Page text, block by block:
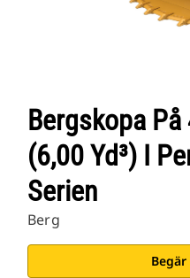
Bergskopa På
(6,00 Yd³) I
Serien
Berg